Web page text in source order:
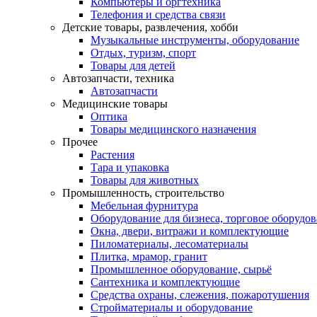
Телефония и средства связи
Детские товары, развлечения, хобби
Музыкальные инструменты, оборудование
Отдых, туризм, спорт
Товары для детей
Автозапчасти, техника
Автозапчасти
Медицинские товары
Оптика
Товары медицинского назначения
Прочее
Растения
Тара и упаковка
Товары для животных
Промышленность, строительство
Мебельная фурнитура
Оборудование для бизнеса, торговое
Окна, двери, витражи и комплектующие
Пиломатериалы, лесоматериалы
Плитка, мрамор, гранит
Промышленное оборудование, сырьё
Сантехника и комплектующие
Средства охраны, слежения, пожаротушения
Стройматериалы и оборудование